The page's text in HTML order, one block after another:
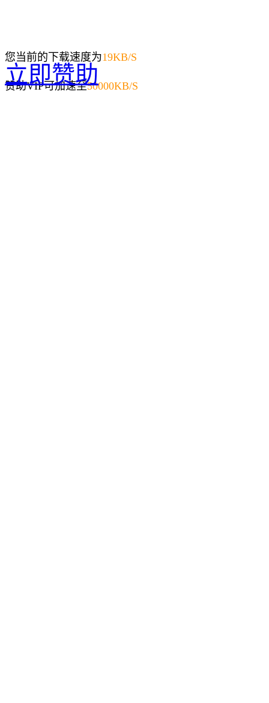
您当前的下载速度为19KB/S
赞助VIP可加速至50000KB/S
立即赞助